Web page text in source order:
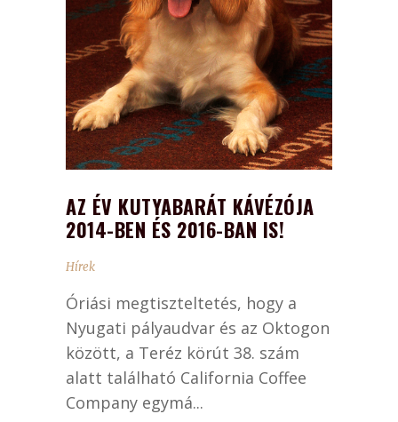
AZ ÉV KUTYABARÁT KÁVÉZÓJA
2014-BEN ÉS 2016-BAN IS!
Hírek
Óriási megtiszteltetés, hogy a
Nyugati pályaudvar és az Oktogon
között, a Teréz körút 38. szám
alatt található California Coffee
Company egymá...